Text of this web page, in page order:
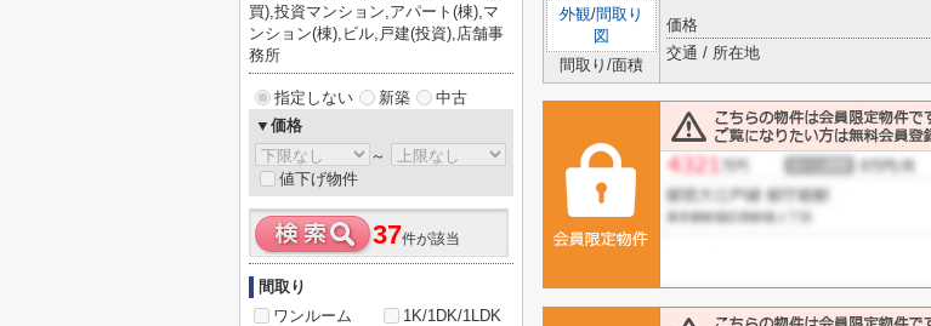
外観/間取り
図
間取り/面積
価格
交通 / 所在地
買),投資マンション,アパート(棟),マ
ンション(棟),ビル,戸建(投資),店舗事
務所
指定しない 新築
中古
▼価格
～
値下げ物件
37件が該当
間取り
ワンルーム
1K/1DK/1LDK